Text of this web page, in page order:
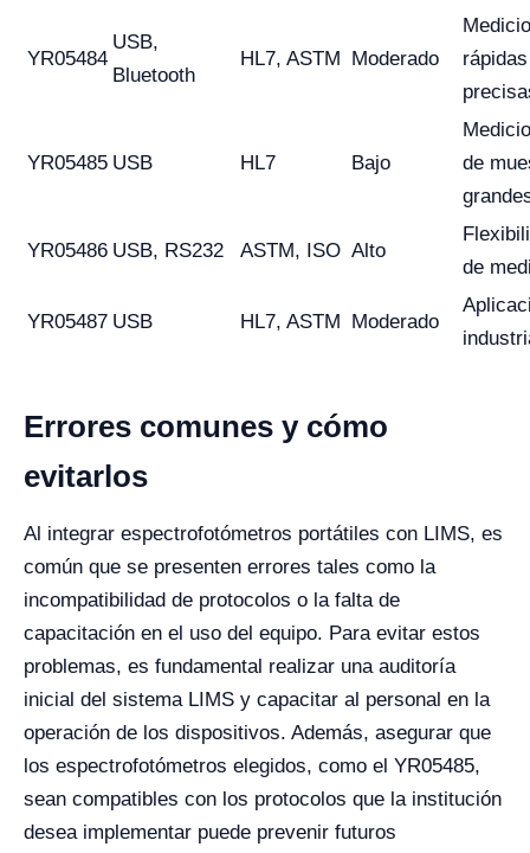
YR05484
USB,
Bluetooth
HL7, ASTM Moderado
YR05485 USB HL7 Bajo
de
YR05486 USB, RS232 ASTM, ISO Alto
de
YR05487 USB HL7, ASTM Moderado
Errores comunes y cómo
evitarlos
Al integrar espectrofotómetros portátiles con LIMS, es
común que se presenten errores tales como la
incompatibilidad de protocolos o la falta de
capacitación en el uso del equipo. Para evitar estos
problemas, es fundamental realizar una auditoría
inicial del sistema LIMS y capacitar al personal en la
operación de los dispositivos. Además, asegurar que
los espectrofotómetros elegidos, como el YR05485,
sean compatibles con los protocolos que la institución
desea implementar puede prevenir futuros